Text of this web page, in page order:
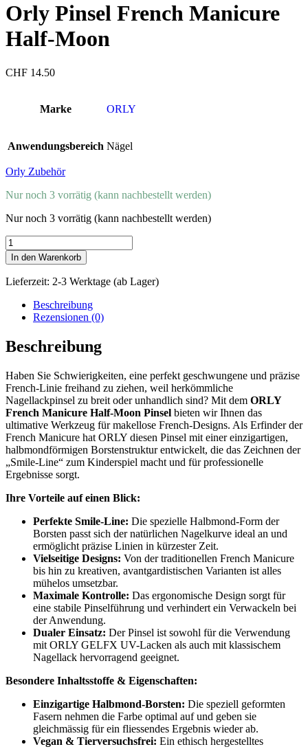
Orly Pinsel French Manicure
Half-Moon
CHF 14.50
Marke ORLY
Anwendungsbereich Nägel
Orly Zubehör
Nur noch 3 vorrätig (kann nachbestellt werden)
Nur noch 3 vorrätig (kann nachbestellt werden)
Orly
Pinsel
French
Manicure
Moon
Menge
In den Warenkorb
Lieferzeit: 2-3 Werktage (ab Lager)
Beschreibung
Rezensionen (0)
Beschreibung
Haben Sie Schwierigkeiten, eine perfekt geschwungene und präzise
French-Linie freihand zu ziehen, weil herkömmliche
Nagellackpinsel zu breit oder unhandlich sind? Mit dem ORLY
French Manicure Half-Moon Pinsel bieten wir Ihnen das
ultimative Werkzeug für makellose French-Designs. Als Erfinder der
French Manicure hat ORLY diesen Pinsel mit einer einzigartigen,
halbmondförmigen Borstenstruktur entwickelt, die das Zeichnen der
„Smile-Line“ zum Kinderspiel macht und für professionelle
Ergebnisse sorgt.
Ihre Vorteile auf einen Blick:
Perfekte Smile-Line: Die spezielle Halbmond-Form der
Borsten passt sich der natürlichen Nagelkurve ideal an und
ermöglicht präzise Linien in kürzester Zeit.
Vielseitige Designs: Von der traditionellen French Manicure
bis hin zu kreativen, avantgardistischen Varianten ist alles
mühelos umsetzbar.
Maximale Kontrolle: Das ergonomische Design sorgt für
eine stabile Pinselführung und verhindert ein Verwackeln bei
der Anwendung.
Dualer Einsatz: Der Pinsel ist sowohl für die Verwendung
mit ORLY GELFX UV-Lacken als auch mit klassischem
Nagellack hervorragend geeignet.
Besondere Inhaltsstoffe & Eigenschaften:
Einzigartige Halbmond-Borsten: Die speziell geformten
Fasern nehmen die Farbe optimal auf und geben sie
gleichmässig für ein fliessendes Ergebnis wieder ab.
Vegan & Tierversuchsfrei: Ein ethisch hergestelltes